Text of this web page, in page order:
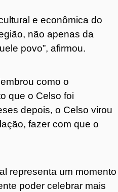
e econômica do
não apenas da
povo”, afirmou.
como o
que o Celso foi
depois, o Celso virou
fazer com que o
representa um momento
poder celebrar mais